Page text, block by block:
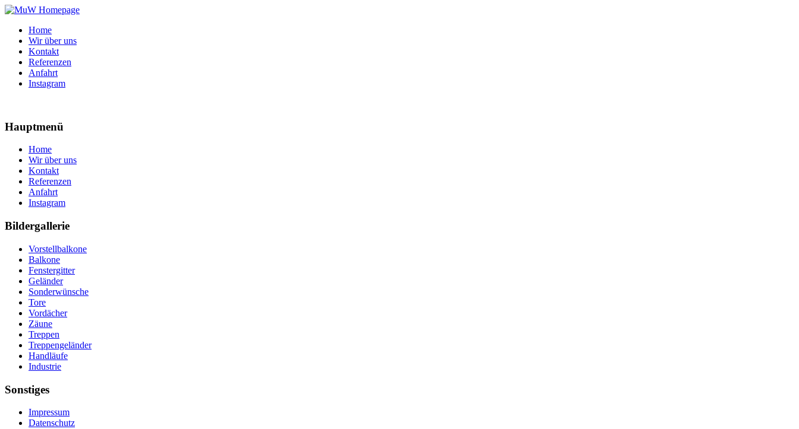
Home
Wir über uns
Kontakt
Referenzen
Anfahrt
Instagram
Hauptmenü
Home
Wir über uns
Kontakt
Referenzen
Anfahrt
Instagram
Bildergallerie
Vorstellbalkone
Balkone
Fenstergitter
Geländer
Sonderwünsche
Tore
Vordächer
Zäune
Treppen
Treppengeländer
Handläufe
Industrie
Sonstiges
Impressum
Datenschutz